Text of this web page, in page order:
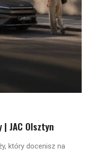
JAC Olsztyn
który docenisz na